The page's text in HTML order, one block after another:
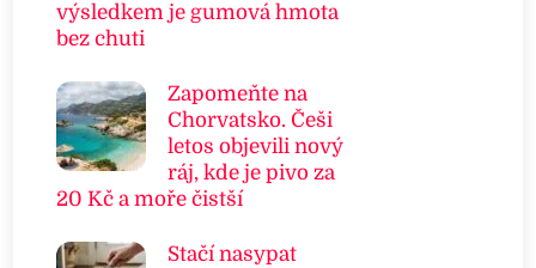
výsledkem je gumová hmota
bez chuti
Zapomeňte na
Chorvatsko. Češi
letos objevili nový
ráj, kde je pivo za
20 Kč a moře čistší
Stačí nasypat